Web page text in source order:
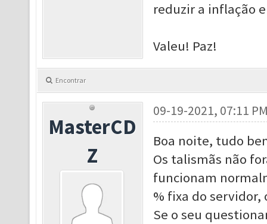
reduzir a inflação
Valeu! Paz!
Encontrar
MasterCD
Z
09-19-2021, 07:11
Boa noite, tudo
Os talismãs não
funcionam
% fixa do
Se o seu